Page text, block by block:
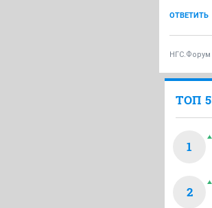
ОТВЕТИТЬ
НГС.Форум
ТОП 5
1
2